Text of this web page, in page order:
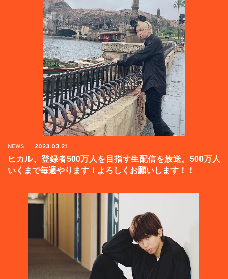
NEWS 2023.03.21
ヒカル、登録者500万人を目指す生配信を放送。500万人
いくまで毎週やります！よろしくお願いします！！